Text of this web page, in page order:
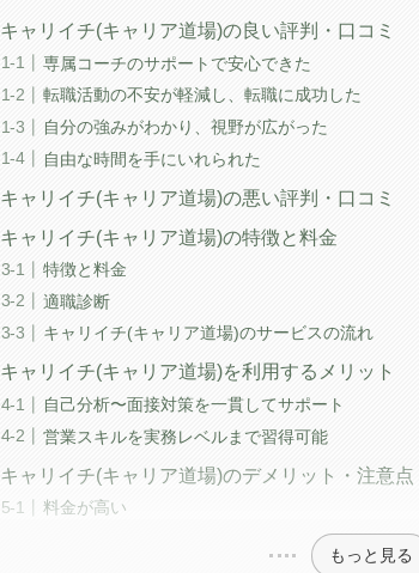
キャリイチ(キャリア道場)の良い評判・口コミ
専属コーチのサポートで安心できた
転職活動の不安が軽減し、転職に成功した
自分の強みがわかり、視野が広がった
自由な時間を手にいれられた
キャリイチ(キャリア道場)の悪い評判・口コミ
キャリイチ(キャリア道場)の特徴と料金
特徴と料金
適職診断
キャリイチ(キャリア道場)のサービスの流れ
キャリイチ(キャリア道場)を利用するメリット
自己分析〜面接対策を一貫してサポート
営業スキルを実務レベルまで習得可能
キャリイチ(キャリア道場)のデメリット・注意点
料金が高い
もっと見る